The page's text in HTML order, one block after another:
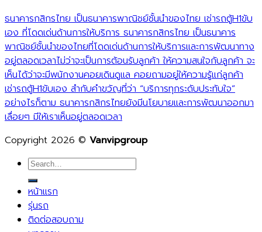
ธนาคารกสิกรไทย เป็นธนาคารพาณิชย์ชั้นนำของไทย เช่ารถตู้H1ขับ
เอง ที่โดดเด่นด้านการให้บริการ ธนาคารกสิกรไทย เป็นธนาคาร
พาณิชย์ชั้นนำของไทยที่โดดเด่นด้านการให้บริการและการพัฒนาทาง
อยู่ตลอดเวลาไม่ว่าจะเป็นการต้อนรับลูกค้า ให้ความสนใจกับลูกค้า จะ
เห็นได้ว่าจะมีพนักงานคอยเดินดูแล คอยถามอยู่ให้ความรู้แก่ลูกค้า
เช่ารถตู้H1ขับเอง สำกับคำขวัญที่ว่า “บริการทุกระดับประทับใจ”
อย่างไรก็ตาม ธนาคารกสิกรไทยยังมีนโยบายและการพัฒนาออกมา
เลื่อยๆ มีให้เราเห็นอยู่ตลอดเวลา
Copyright 2026 © Vanvipgroup
Search
for:
หน้าแรก
รุ่นรถ
ติดต่อสอบถาม